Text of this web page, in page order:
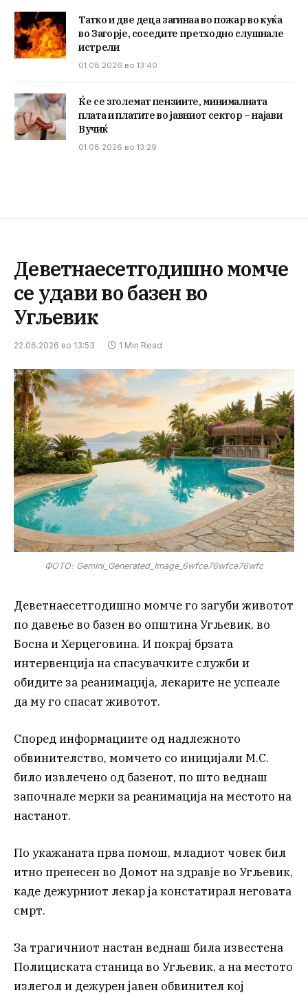
Татко и две деца загинаа во пожар во куќа
во Загорје, соседите претходно слушнале
истрели
01.08.2026 во 13:40
Ќе се зголемат пензиите, минималната
плата и платите во јавниот сектор – најави
Вучиќ
01.08.2026 во 13:29
Деветнаесетгодишно момче
се удави во базен во
Угљевик
22.06.2026 во 13:53 1 Min Read
ФОТО: Gemini_Generated_Image_6wfce76wfce76wfc
Деветнаесетгодишно момче го загуби животот
по давење во базен во општина Угљевик, во
Босна и Херцеговина. И покрај брзата
интервенција на спасувачките служби и
обидите за реанимација, лекарите не успеале
да му го спасат животот.
Според информациите од надлежното
обвинителство, момчето со иницијали М.С.
било извлечено од базенот, по што веднаш
започнале мерки за реанимација на местото на
настанот.
По укажаната прва помош, младиот човек бил
итно пренесен во Домот на здравје во Угљевик,
каде дежурниот лекар ја констатирал неговата
смрт.
За трагичниот настан веднаш била известена
Полициската станица во Угљевик, а на местото
излегол и дежурен јавен обвинител кој